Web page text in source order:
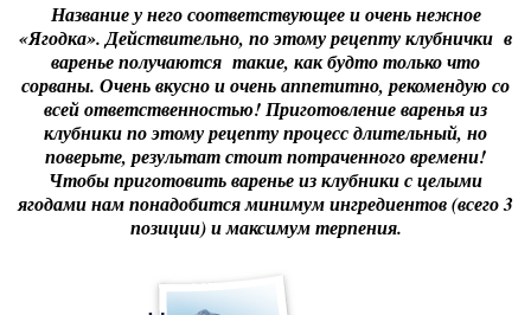
Название у него соответствующее и очень нежное
«Ягодка». Действительно, по этому рецепту клубнички в
варенье получаются такие, как будто только что
сорваны. Очень вкусно и очень аппетитно, рекомендую со
всей ответственностью! Приготовление варенья из
клубники по этому рецепту процесс длительный, но
поверьте, результат стоит потраченного времени!
Чтобы приготовить варенье из клубники с целыми
ягодами нам понадобится минимум ингредиентов (всего 3
позиции) и максимум терпения.